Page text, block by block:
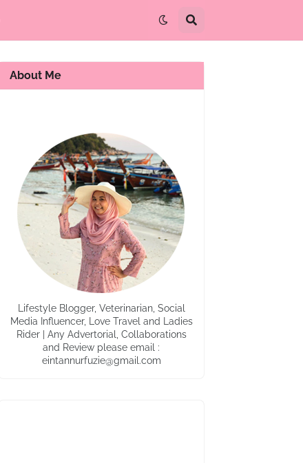
About Me
Lifestyle Blogger, Veterinarian, Social
Media Influencer, Love Travel and Ladies
Rider | Any Advertorial, Collaborations
and Review please email :
eintannurfuzie@gmail.com